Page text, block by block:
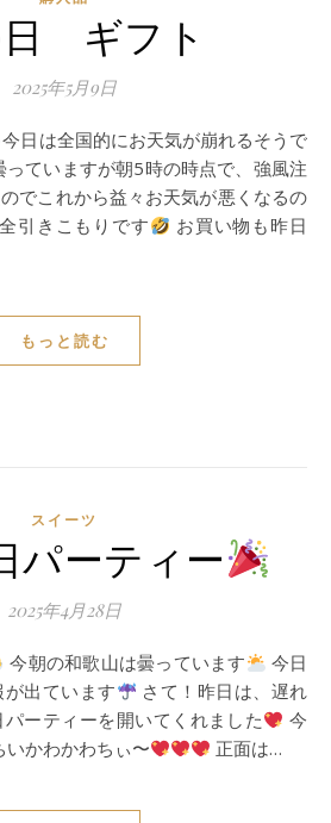
ギフト
2025年5月9日
今日は全国的にお天気が崩れるそうで
ていますが朝5時の時点で、強風注
でこれから益々お天気が悪くなるの
引きこもりです
お買い物も昨日
もっと読む
スイーツ
パーティー
2025年4月28日
今朝の和歌山は曇っています
今日
出ています
さて！昨日は、遅れ
ーティーを開いてくれました
今
いかわかわちぃ〜 正面は…